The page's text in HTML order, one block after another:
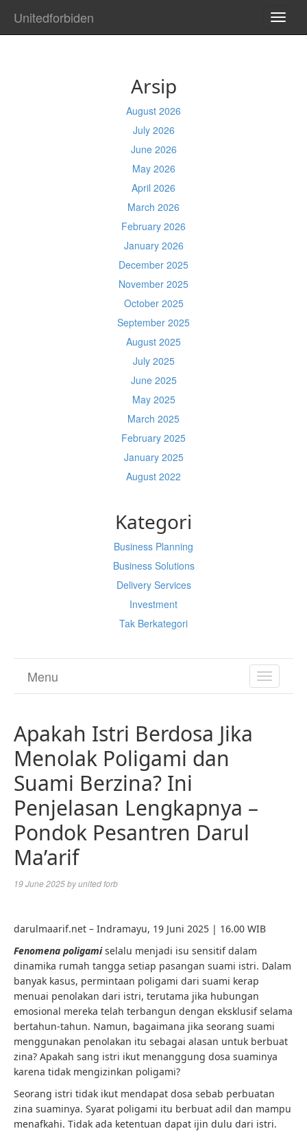
Unitedforbiden
Arsip
August 2026
July 2026
June 2026
May 2026
April 2026
March 2026
February 2026
January 2026
December 2025
November 2025
October 2025
September 2025
August 2025
July 2025
June 2025
May 2025
March 2025
February 2025
January 2025
August 2022
Kategori
Business Planning
Business Solutions
Delivery Services
Investment
Tak Berkategori
TOGGLE
Menu
Apakah Istri Berdosa Jika
Menolak Poligami dan
Suami Berzina? Ini
Penjelasan Lengkapnya –
Pondok Pesantren Darul
Ma’arif
19 June 2025byunited forb
darulmaarif.net – Indramayu, 19 Juni 2025 | 16.00 WIB
Fenomena poligamiselalu menjadi isu sensitif dalam
dinamika rumah tangga setiap pasangan suami istri. Dalam
banyak kasus, permintaan poligami dari suami kerap
menuai penolakan dari istri, terutama jika hubungan
emosional mereka telah terbangun dengan eksklusif selama
bertahun-tahun. Namun, bagaimana jika seorang suami
menggunakan penolakan itu sebagai alasan untuk berbuat
zina? Apakah sang istri ikut menanggung dosa suaminya
karena tidak mengizinkan poligami?
Seorang istri tidak ikut mendapat dosa sebab perbuatan
zina suaminya. Syarat poligami itu berbuat adil dan mampu
menafkahi. Tidak ada ketentuan dapat ijin dulu dari istri.